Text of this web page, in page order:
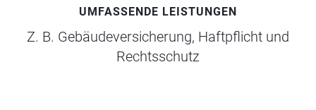
UMFASSENDE LEISTUNGEN
Z. B. Gebäudeversicherung, Haftpflicht und
Rechtsschutz